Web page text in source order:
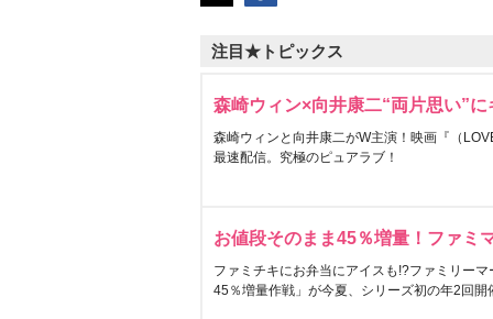
注目★トピックス
森崎ウィン×向井康二“両片思い”
森崎ウィンと向井康二がW主演！映画『（
最速配信。究極のピュアラブ！
お値段そのまま45％増量！ファミ
ファミチキにお弁当にアイスも!?ファミリー
45％増量作戦」が今夏、シリーズ初の年2回開